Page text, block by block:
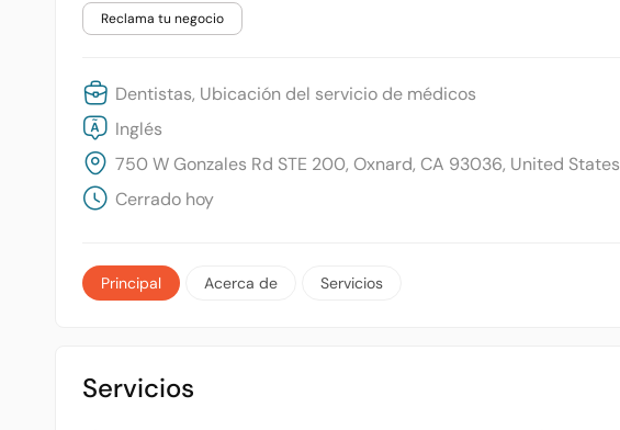
Reclama tu negocio
Dentistas, Ubicación del servicio de médicos
Inglés
750 W Gonzales Rd STE 200, Oxnard, CA 93036, United States
Cerrado hoy
Principal Acerca de Servicios
Servicios